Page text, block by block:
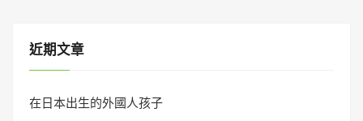
近期文章
在日本出生的外國人孩子